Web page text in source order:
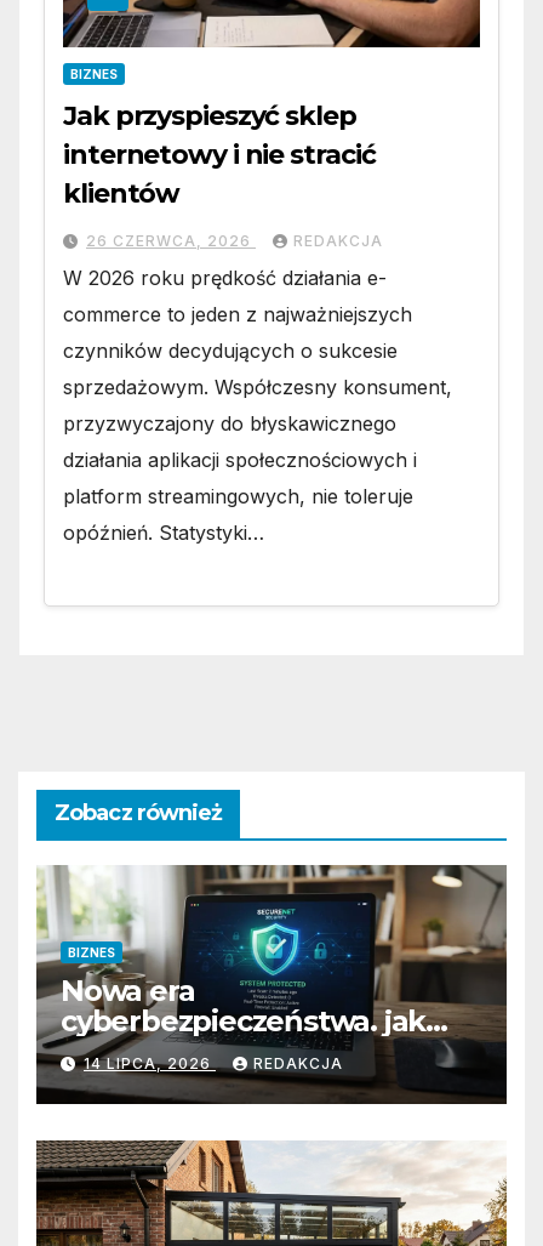
BIZNES
Jak przyspieszyć sklep
internetowy i nie stracić
klientów
26 CZERWCA, 2026 REDAKCJA
W 2026 roku prędkość działania e-
commerce to jeden z najważniejszych
czynników decydujących o sukcesie
sprzedażowym. Współczesny konsument,
przyzwyczajony do błyskawicznego
działania aplikacji społecznościowych i
platform streamingowych, nie toleruje
opóźnień. Statystyki…
Zobacz również
BIZNES
Nowa era
cyberbezpieczeństwa. jak
przygotować firmę na
wyzwania prawne i
technologiczne?
14 LIPCA, 2026 REDAKCJA